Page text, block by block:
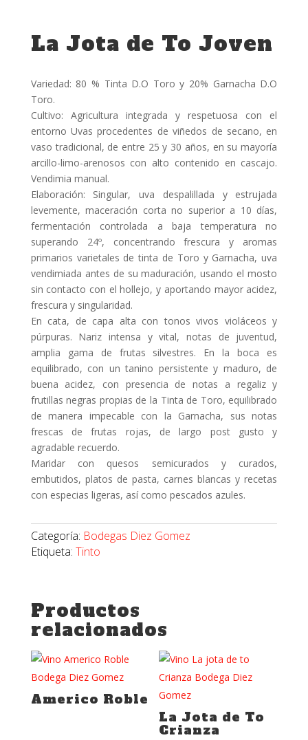
La Jota de To Joven
Variedad: 80 % Tinta D.O Toro y 20% Garnacha D.O
Toro.
Cultivo: Agricultura integrada y respetuosa con el
entorno Uvas procedentes de viñedos de secano, en
vaso tradicional, de entre 25 y 30 años, en su mayoría
arcillo-limo-arenosos con alto contenido en cascajo.
Vendimia manual.
Elaboración: Singular, uva despalillada y estrujada
levemente, maceración corta no superior a 10 días,
fermentación controlada a baja temperatura no
superando 24º, concentrando frescura y aromas
primarios varietales de tinta de Toro y Garnacha, uva
vendimiada antes de su maduración, usando el mosto
sin contacto con el hollejo, y aportando mayor acidez,
frescura y singularidad.
En cata, de capa alta con tonos vivos violáceos y
púrpuras. Nariz intensa y vital, notas de juventud,
amplia gama de frutas silvestres. En la boca es
equilibrado, con un tanino persistente y maduro, de
buena acidez, con presencia de notas a regaliz y
frutillas negras propias de la Tinta de Toro, equilibrado
de manera impecable con la Garnacha, sus notas
frescas de frutas rojas, de largo post gusto y
agradable recuerdo.
Maridar con quesos semicurados y curados,
embutidos, platos de pasta, carnes blancas y recetas
con especias ligeras, así como pescados azules.
Categoría: Bodegas Diez Gomez
Etiqueta: Tinto
Productos
relacionados
Americo Roble
La Jota de To
Crianza